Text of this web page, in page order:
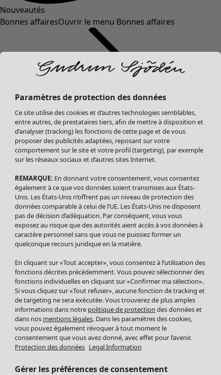
Nouveautés
Bonnes affairesOuvrir le menu Bonnes affaires
Soldes Vêtements
Tous les vêtements
Robes
Tuniques
Blouses
Tops
Gilets
Pantalon
Jupes
Leggings et collants
Accessoires
Chaussures
Vêtements de bain
Basics
Soldes Mobilier
Bonnes affaires déco
Décoration
Textiles
Tapis
Éponge
Paramètres de protection des données
Ce site utilise des cookies et d’autres technologies semblables,
entre autres, de prestataires tiers, afin de mettre à disposition et
d’analyser (tracking) les fonctions de cette page et de vous
proposer des publicités adaptées, reposant sur votre
comportement sur le site et votre profil (targeting), par exemple
sur les réseaux sociaux et d’autres sites Internet.
REMARQUE: En donnant votre consentement, vous consentez
également à ce que vos données soient transmises aux États-
Unis. Les États-Unis n’offrent pas un niveau de protection des
données comparable à celui de l’UE. Les États-Unis ne disposent
pas de décision d’adéquation. Par conséquent, vous vous
exposez au risque que des autorités aient accès à vos données à
caractère personnel sans que vous ne puissiez former un
quelconque recours juridique en la matière.
En cliquant sur «Tout accepter», vous consentez à l’utilisation des
fonctions décrites précédemment. Vous pouvez sélectionner des
fonctions individuelles en cliquant sur «Confirmer ma sélection».
Si vous cliquez sur «Tout refuser», aucune fonction de tracking et
de targeting ne sera exécutée. Vous trouverez de plus amples
informations dans notre politique de protection des données et
dans nos mentions légales. Dans les paramètres des cookies,
vous pouvez également révoquer à tout moment le
consentement que vous avez donné, avec effet pour l’avenir.
Protection des données Legal Information
Gérer les préférences de consentement